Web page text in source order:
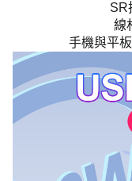
SR
線
手機與平